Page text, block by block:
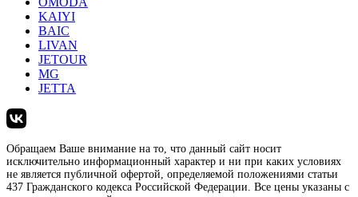
KAIYI
BAIC
LIVAN
JETOUR
MG
JETTA
Обращаем Ваше внимание на то, что данный сайт носит
исключительно информационный характер и ни при каких условиях
не является публичной офертой, определяемой положениями статьи
437 Гражданского кодекса Российской Федерации. Все цены указаны с